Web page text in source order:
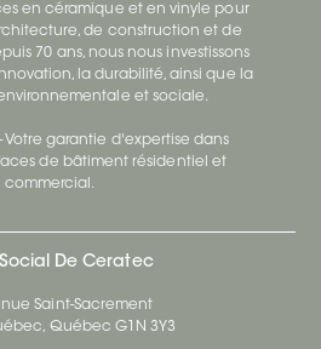
en céramique et en vinyle pour
de construction et de
70 ans, nous nous investissons
la durabilité, ainsi que la
et sociale.
Votre garantie d'expertise dans
de bâtiment résidentiel et
commercial.
De Ceratec
Saint-Sacrement
Québec G1N 3Y3